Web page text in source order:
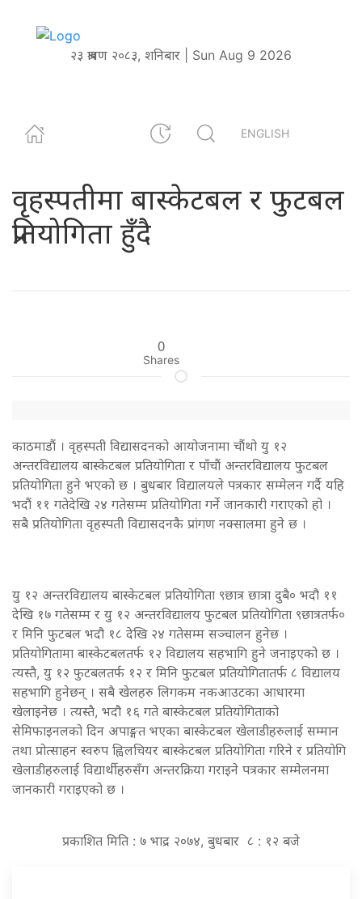
२३ श्रावण २०८३, शनिबार | Sun Aug 9 2026
ENGLISH
वृहस्पतीमा बास्केटबल र फुटबल
प्रतियोगिता हुँदै
0
Shares
काठमाडौं । वृहस्पती विद्यासदनको आयोजनामा चौंथो यु १२
अन्तरविद्यालय बास्केटबल प्रतियोगिता र पाँचौं अन्तरविद्यालय फुटबल
प्रतियोगिता हुने भएको छ । बुधबार विद्यालयले पत्रकार सम्मेलन गर्दै यहि
भदौं ११ गतेदेखि २४ गतेसम्म प्रतियोगिता गर्ने जानकारी गराएको हो ।
सबै प्रतियोगिता वृहस्पती विद्यासदनकै प्रांगण नक्सालमा हुने छ ।
यु १२ अन्तरविद्यालय बास्केटबल प्रतियोगिता ९छात्र छात्रा दुबै० भदौ ११
देखि १७ गतेसम्म र यु १२ अन्तरविद्यालय फुटबल प्रतियोगिता ९छात्रतर्फ०
र मिनि फुटबल भदौ १८ देखि २४ गतेसम्म सञ्चालन हुनेछ ।
प्रतियोगितामा बास्केटबलतर्फ १२ विद्यालय सहभागि हुने जनाइएको छ ।
त्यस्तै, यु १२ फुटबलतर्फ १२ र मिनि फुटबल प्रतियोगितातर्फ ८ विद्यालय
सहभागि हुनेछन् । सबै खेलहरु लिगकम नकआउटका आधारमा
खेलाइनेछ । त्यस्तै, भदौ १६ गते बास्केटबल प्रतियोगिताको
सेमिफाइनलको दिन अपाङ्गत भएका बास्केटबल खेलाडीहरुलाई सम्मान
तथा प्रोत्साहन स्वरुप ह्विलचियर बास्केटबल प्रतियोगिता गरिने र प्रतियोगि
खेलाडीहरुलाई विद्यार्थीहरुसँग अन्तरक्रिया गराइने पत्रकार सम्मेलनमा
जानकारी गराइएको छ ।
प्रकाशित मिति : ७ भाद्र २०७४, बुधबार ८ : १२ बजे